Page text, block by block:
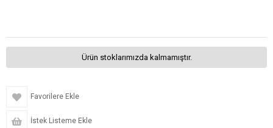
Ürün stoklarımızda kalmamıştır.
Favorilere Ekle
İstek Listeme Ekle